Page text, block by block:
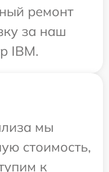
ремонт
за наш
IBM.
мы
стоимость,
к